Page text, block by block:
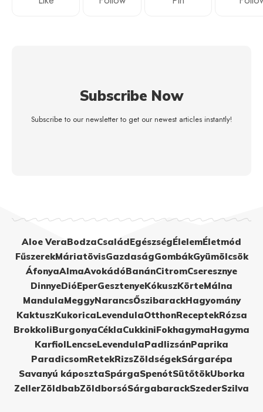
Subscribe Now
Subscribe to our newsletter to get our newest articles instantly!
Aloe VeraBodzaCsaládEgészségÉlelemÉletmód
FűszerekMáriatövisGazdaságGombákGyümölcsök
ÁfonyaAlmaAvokádóBanánCitromCseresznye
DinnyeDióEperGesztenyeKókuszKörteMálna
MandulaMeggyNarancsŐszibarackHagyomány
KaktuszKukoricaLevendulaOtthonReceptekRózsa
BrokkoliBurgonyaCéklaCukkiniFokhagymaHagyma
KarfiolLencseLevendulaPadlizsánPaprika
ParadicsomRetekRizsZöldségekSárgarépa
Savanyú káposztaSpárgaSpenótSütőtökUborka
ZellerZöldbabZöldborsóSárgabarackSzederSzilva